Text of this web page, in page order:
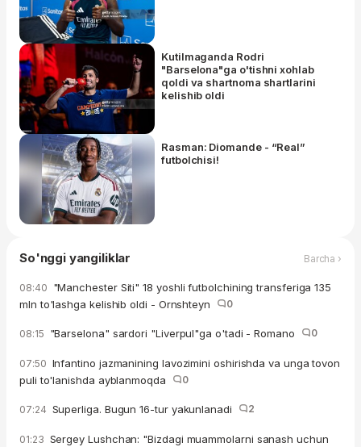
Kutilmaganda Rodri
"Barselona"ga o'tishni xohlab
qoldi va shartnoma shartlarini
kelishib oldi
Rasman: Diomande - “Real”
futbolchisi!
So'nggi yangiliklar Barcha ›
08:40 "Manchester Siti" 18 yoshli futbolchining transferiga 135
mln to'lashga kelishib oldi - Ornshteyn
0
08:15 "Barselona" sardori "Liverpul"ga o'tadi - Romano 0
07:50 Infantino jazmanining lavozimini oshirishda va unga tovon
puli to'lanishda ayblanmoqda
0
07:24 Superliga. Bugun 16-tur yakunlanadi 2
01:23 Sergey Lushchan: "Bizdagi muammolarni sanash uchun